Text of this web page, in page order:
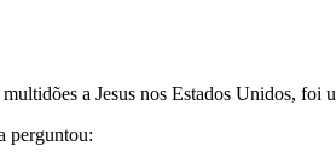
a Jesus nos Estados Unidos, foi
perguntou: